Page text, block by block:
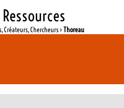
Créateurs, Chercheurs >Thoreau